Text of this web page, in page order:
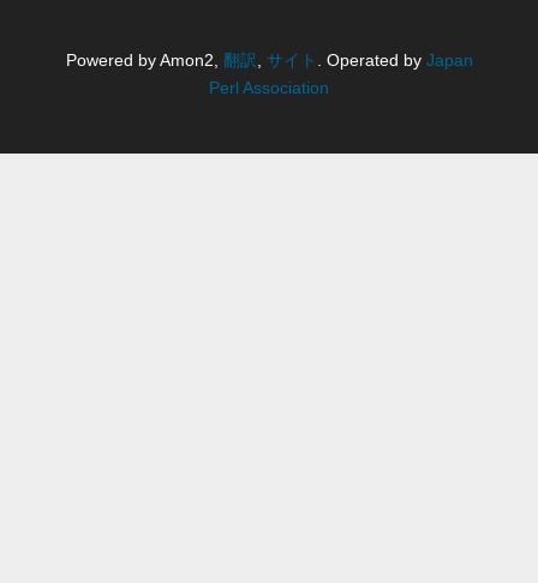
Powered by Amon2, 翻訳 サイト . Operated by Japan
Perl Association